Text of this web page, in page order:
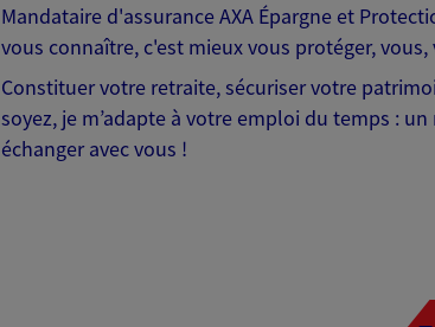
Mandataire d'assurance AXA Épargne et
vous connaître, c'est mieux vous protéger,
Constituer votre retraite, sécuriser votre
soyez, je m’adapte à votre emploi du temps :
échanger avec vous !